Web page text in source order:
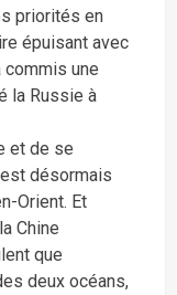
priorités en
épuisant avec
commis une
la Russie à
et de se
désormais
Orient. Et
Chine
que
deux océans,